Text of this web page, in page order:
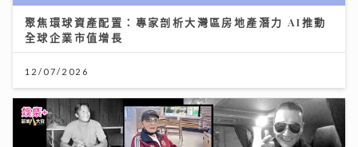
聚焦環球資產配置：專家剖析大灣區房地產潛力 AI推動
全球企業市值增長
12/07/2026